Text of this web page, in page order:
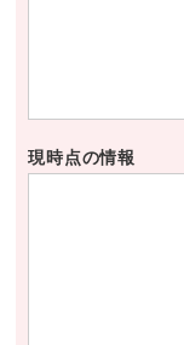
現時点の情報